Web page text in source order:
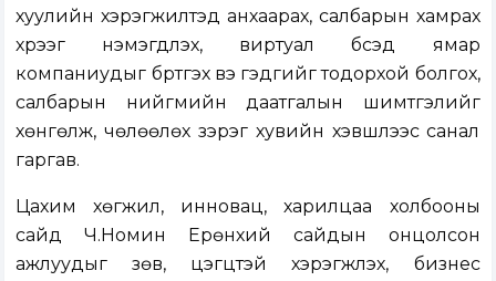
хуулийн хэрэгжилтэд анхаарах, салбарын хамрах
хүрээг нэмэгдүүлэх, виртуал бүсэд ямар
компаниудыг бүртгэх вэ гэдгийг тодорхой болгох,
салбарын нийгмийн даатгалын шимтгэлийг
хөнгөлж, чөлөөлөх зэрэг хувийн хэвшлээс санал
гаргав.
Цахим хөгжил, инновац, харилцаа холбооны
сайд Ч.Номин Ерөнхий сайдын онцолсон
ажлуудыг зөв, цэгцтэй хэрэгжүүлэх, бизнес